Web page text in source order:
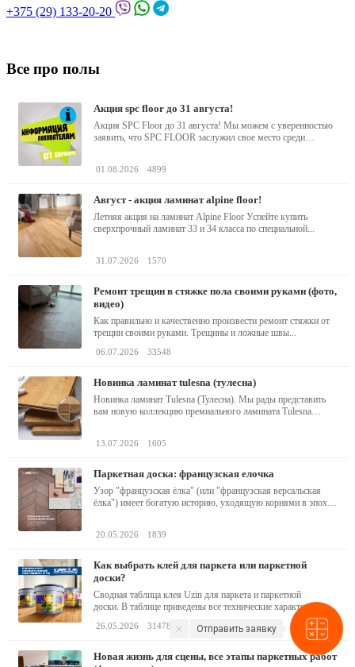
+375 (29) 133-20-20
Все про полы
акция spc floor до 31 августа!
Акция SPC Floor до 31 августа! Мы можем с уверенностью
заявить, что SPC FLOOR заслужил свое место среди
01.08.2026 4899
август - акция ламинат alpine floor!
Летняя акция на ламинат Alpine Floor Успейте купить
сверхпрочный ламинат 33 и 34 класса по специальной...
31.07.2026 1570
ремонт трещин в стяжке пола своими руками (фото,
видео)
Как правильно и качественно произвести ремонт стяжки от
трещин своими руками. Трещины и ложные швы...
06.07.2026 33548
новинка ламинат tulesna (тулесна)
Новинка ламинат Tulesna (Тулесна). Мы рады представить
вам новую коллекцию премиального ламината Tulesna
13.07.2026 1605
паркетная доска: французская елочка
Узор "французская ёлка" (или "французская версальская
ёлка") имеет богатую историю, уходящую корнями в эпоху
20.05.2026 1839
как выбрать клей для паркета или паркетной
доски?
Сводная таблица клея Uzin для паркета и паркетной
доски. В таблице приведены все технические характеристики
26.05.2026 31478
новая жизнь для сцены, все этапы паркетных работ
Отправить заявку